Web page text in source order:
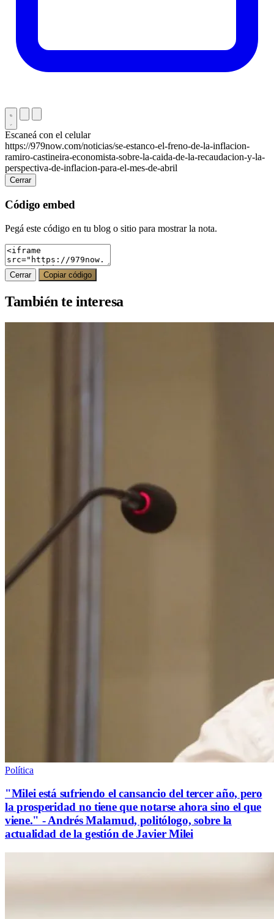
Escaneá con el celular
https://979now.com/noticias/se-estanco-el-freno-de-la-inflacion-
ramiro-castineira-economista-sobre-la-caida-de-la-recaudacion-y-la-
perspectiva-de-inflacion-para-el-mes-de-abril
Cerrar
Código embed
Pegá este código en tu blog o sitio para mostrar la nota.
Cerrar Copiar código
También te interesa
Política
"Milei está sufriendo el cansancio del tercer año, pero
la prosperidad no tiene que notarse ahora sino el que
viene." - Andrés Malamud, politólogo, sobre la
actualidad de la gestión de Javier Milei